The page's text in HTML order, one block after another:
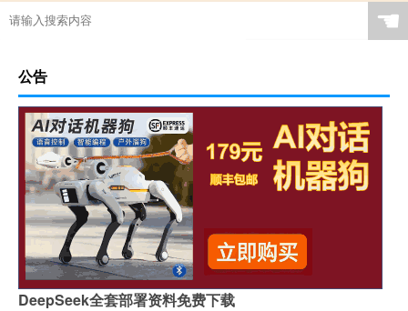
☚
公告
DeepSeek全套部署资料免费下载